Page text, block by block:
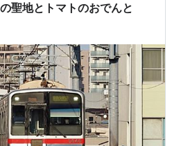
聖地とトマトのおでんと